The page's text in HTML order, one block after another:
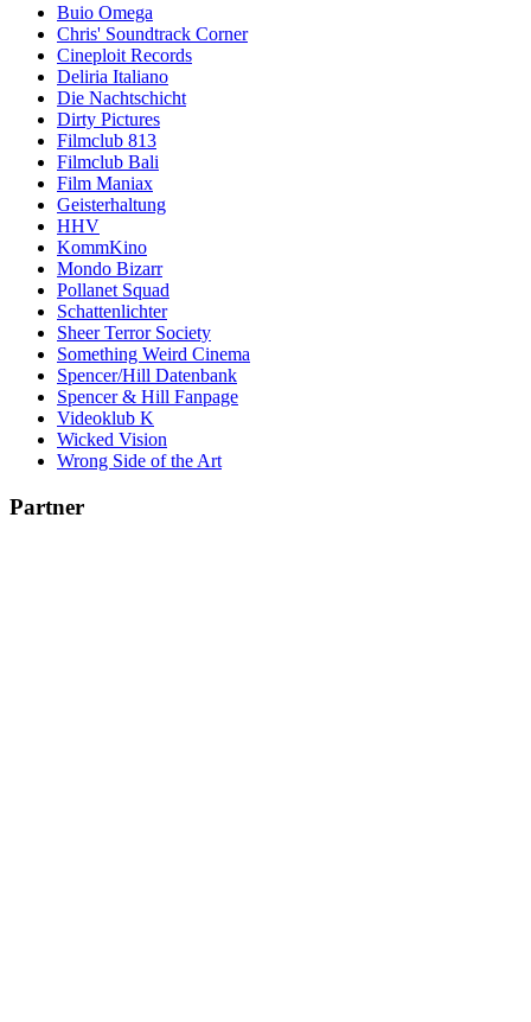
Buio Omega
Chris' Soundtrack Corner
Cineploit Records
Deliria Italiano
Die Nachtschicht
Dirty Pictures
Filmclub 813
Filmclub Bali
Film Maniax
Geisterhaltung
HHV
KommKino
Mondo Bizarr
Pollanet Squad
Schattenlichter
Sheer Terror Society
Something Weird Cinema
Spencer/Hill Datenbank
Spencer & Hill Fanpage
Videoklub K
Wicked Vision
Wrong Side of the Art
Partner